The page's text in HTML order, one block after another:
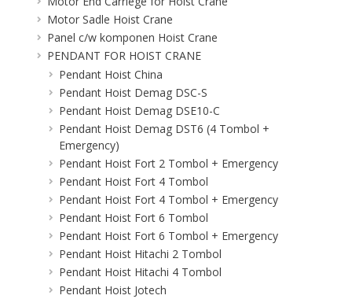
Motor Sadle Hoist Crane
Panel c/w komponen Hoist Crane
PENDANT FOR HOIST CRANE
Pendant Hoist China
Pendant Hoist Demag DSC-S
Pendant Hoist Demag DSE10-C
Pendant Hoist Demag DST6 (4 Tombol +
Emergency)
Pendant Hoist Fort 2 Tombol + Emergency
Pendant Hoist Fort 4 Tombol
Pendant Hoist Fort 4 Tombol + Emergency
Pendant Hoist Fort 6 Tombol
Pendant Hoist Fort 6 Tombol + Emergency
Pendant Hoist Hitachi 2 Tombol
Pendant Hoist Hitachi 4 Tombol
Pendant Hoist Jotech